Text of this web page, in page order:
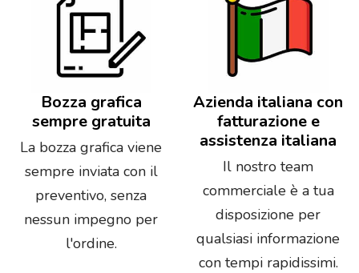
Bozza grafica
sempre gratuita
La bozza grafica viene
sempre inviata con il
preventivo, senza
nessun impegno per
l'ordine.
Azienda italiana con
fatturazione e
assistenza italiana
Il nostro team
commerciale è a tua
disposizione per
qualsiasi informazione
con tempi rapidissimi.